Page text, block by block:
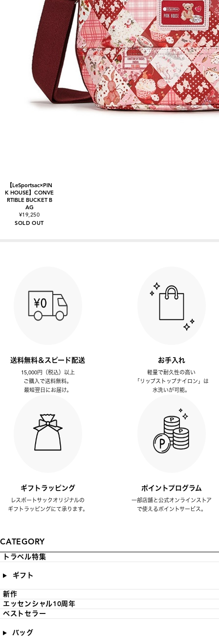
【LeSportsac×PIN
K HOUSE】CONVE
RTIBLE BUCKET B
AG
¥19,250
SOLD OUT
送料無料＆スピード配送
15,000円（税込）以上
ご購入で送料無料。
最短翌日にお届け。
お手入れ
軽量で耐久性の高い
「リップストップナイロン」は
水洗いが可能。
ギフトラッピング
レスポートサックオリジナルの
ギフトラッピングにて承ります。
ポイントプログラム
一部店舗と公式オンラインストア
で使えるポイントサービス。
CATEGORY
トラベル特集
ギフト
新作
エッセンシャル10周年
ベストセラー
バッグ